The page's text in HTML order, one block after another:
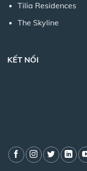
Tilia Residences
The Skyline
KẾT NỐI